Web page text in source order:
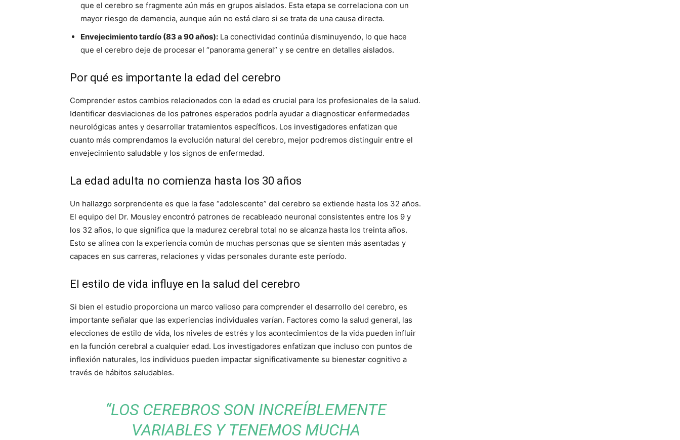
que el cerebro se fragmente aún más en grupos aislados. Esta etapa se correlaciona con un
mayor riesgo de demencia, aunque aún no está claro si se trata de una causa directa.
Envejecimiento tardío (83 a 90 años): La conectividad continúa disminuyendo, lo que hace
que el cerebro deje de procesar el “panorama general” y se centre en detalles aislados.
Por qué es importante la edad del cerebro
Comprender estos cambios relacionados con la edad es crucial para los profesionales de la salud.
Identificar desviaciones de los patrones esperados podría ayudar a diagnosticar enfermedades
neurológicas antes y desarrollar tratamientos específicos. Los investigadores enfatizan que
cuanto más comprendamos la evolución natural del cerebro, mejor podremos distinguir entre el
envejecimiento saludable y los signos de enfermedad.
La edad adulta no comienza hasta los 30 años
Un hallazgo sorprendente es que la fase “adolescente” del cerebro se extiende hasta los 32 años.
El equipo del Dr. Mousley encontró patrones de recableado neuronal consistentes entre los 9 y
los 32 años, lo que significa que la madurez cerebral total no se alcanza hasta los treinta años.
Esto se alinea con la experiencia común de muchas personas que se sienten más asentadas y
capaces en sus carreras, relaciones y vidas personales durante este período.
El estilo de vida influye en la salud del cerebro
Si bien el estudio proporciona un marco valioso para comprender el desarrollo del cerebro, es
importante señalar que las experiencias individuales varían. Factores como la salud general, las
elecciones de estilo de vida, los niveles de estrés y los acontecimientos de la vida pueden influir
en la función cerebral a cualquier edad. Los investigadores enfatizan que incluso con puntos de
inflexión naturales, los individuos pueden impactar significativamente su bienestar cognitivo a
través de hábitos saludables.
“LOS CEREBROS SON INCREÍBLEMENTE
VARIABLES Y TENEMOS MUCHA